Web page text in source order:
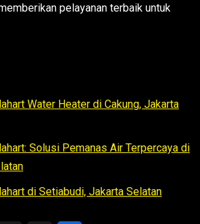
pelayanan terbaik untuk
Water Heater di Cakung, Jakarta
Solusi Pemanas Air Terpercaya di
di Setiabudi, Jakarta Selatan